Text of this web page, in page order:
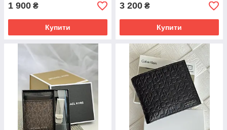
1 900 ₴
Купити
3 200 ₴
Купити